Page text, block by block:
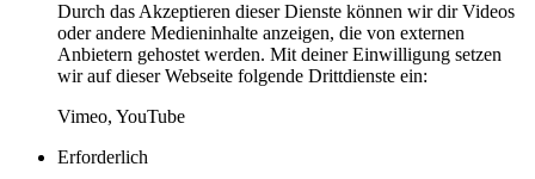
Durch das Akzeptieren dieser Dienste können wir dir Videos
oder andere Medieninhalte anzeigen, die von externen
Anbietern gehostet werden. Mit deiner Einwilligung setzen
wir auf dieser Webseite folgende Drittdienste ein:
Vimeo, YouTube
Erforderlich